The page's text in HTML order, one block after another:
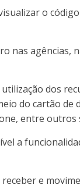
o
nas agências,
dos
do cartão de
entre outros
a
e